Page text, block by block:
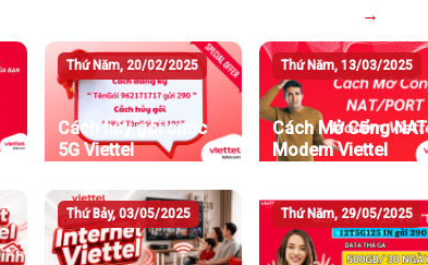
→
Thứ Năm, 20/02/2025
Cách hủy gói cước
5G Viettel
Thứ Năm, 13/03/2025
Cách Mở Cổng NAT
Modem Viettel
Thứ Bảy, 03/05/2025 Thứ Năm, 29/05/2025